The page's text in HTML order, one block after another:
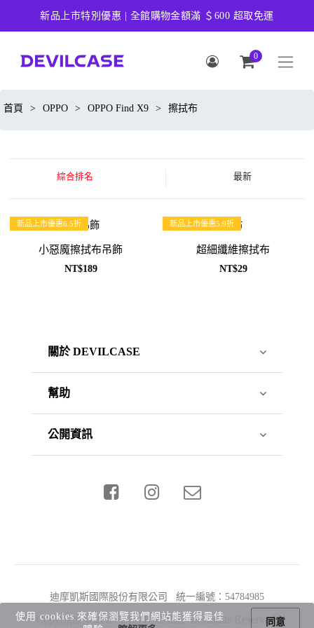
新品上市特別優惠 | 全館購物金額滿 ＄600 超取免運
0
首頁 > OPPO > OPPO Find X9 > 擦拭布
綜合排名 最新
新品上市優惠6.5折
小惡魔擦拭布吊飾
NT$189
新品上市優惠5.9折
超細纖維擦拭布
NT$29
關於 DEVILCASE
幫助
公開資訊
迪摩凱斯國際股份有限公司 統一編號：54784985
Copyright © 2026 DEVILCASE All Rights Reserved.
使用 cookies 來確保瀏覽我們網站能獲得最佳
同意